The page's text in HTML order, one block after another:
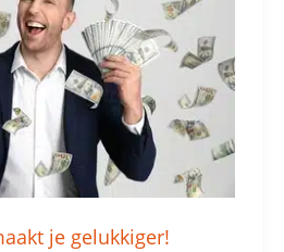
je gelukkiger!